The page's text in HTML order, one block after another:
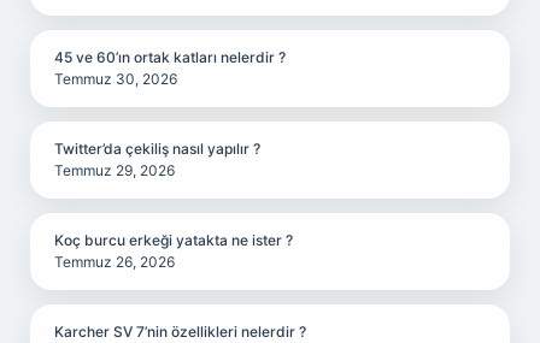
45 ve 60’ın ortak katları nelerdir ?
Temmuz 30, 2026
Twitter’da çekiliş nasıl yapılır ?
Temmuz 29, 2026
Koç burcu erkeği yatakta ne ister ?
Temmuz 26, 2026
Karcher SV 7’nin özellikleri nelerdir ?